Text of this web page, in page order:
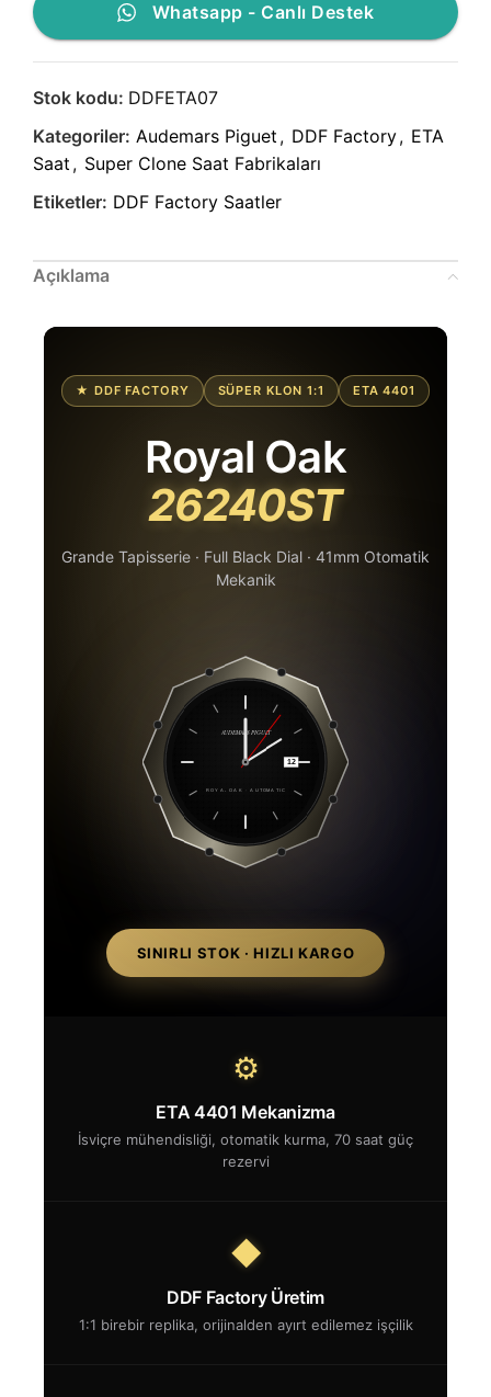
Whatsapp - Canlı Destek
Stok kodu: DDFETA07
Kategoriler: Audemars Piguet , DDF Factory, ETA
Saat , Super Clone Saat Fabrikaları
Etiketler: DDF Factory Saatler
Açıklama
★ DDF FACTORY SÜPER KLON 1:1 ETA 4401
Royal Oak
26240ST
Grande Tapisserie · Full Black Dial · 41mm Otomatik
Mekanik
12
AUDEMARS PIGUET
ROYAL OAK · AUTOMATIC
SINIRLI STOK · HIZLI KARGO
⚙
ETA 4401 Mekanizma
İsviçre mühendisliği, otomatik kurma, 70 saat güç
rezervi
◆
DDF Factory Üretim
1:1 birebir replika, orijinalden ayırt edilemez işçilik